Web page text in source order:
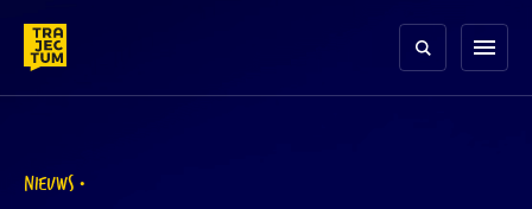
content
menu
NIEUWS